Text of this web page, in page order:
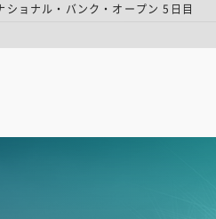
ナル・バンク・オープン 5日目